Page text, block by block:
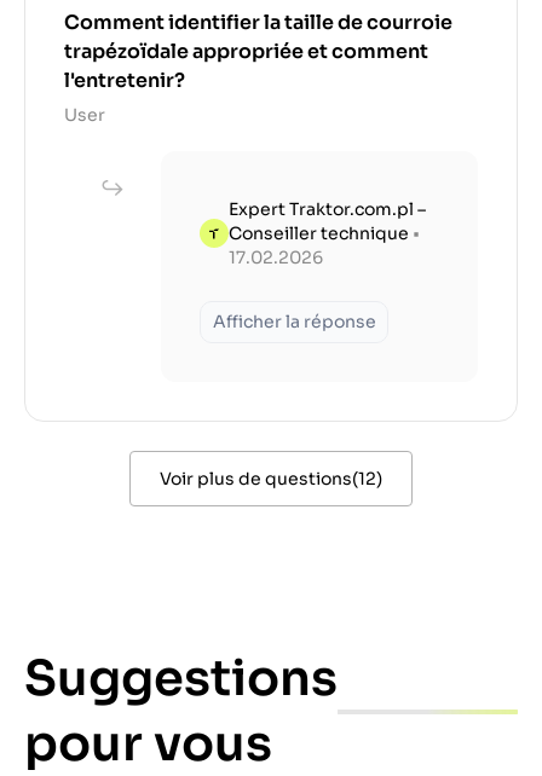
Comment identifier la taille de courroie
trapézoïdale appropriée et comment
l'entretenir?
User
Expert Traktor.com.pl –
Conseiller technique •
17.02.2026
Afficher la réponse
Voir plus de questions(12)
Suggestions
pour vous